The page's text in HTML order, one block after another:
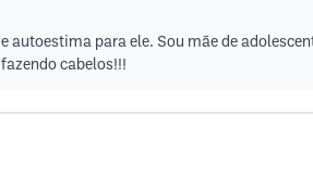
para ele. Sou mãe de
cabelos!!!